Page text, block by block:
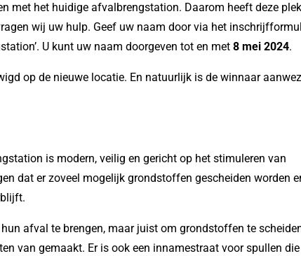
met het huidige afvalbrengstation. Daarom heeft deze
wij uw hulp. Geef uw naam door via het
U kunt uw naam doorgeven tot en met8 mei 2024.
op de nieuwe locatie. En natuurlijk is de winnaar
is modern, veilig en gericht op het stimuleren van
dat er zoveel mogelijk grondstoffen gescheiden worden
afval te brengen, maar juist om grondstoffen te
van gemaakt. Er is ook een innamestraat voor spullen